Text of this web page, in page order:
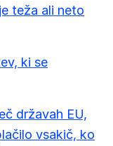
teža ali neto
ki se
državah EU,
vsakič, ko